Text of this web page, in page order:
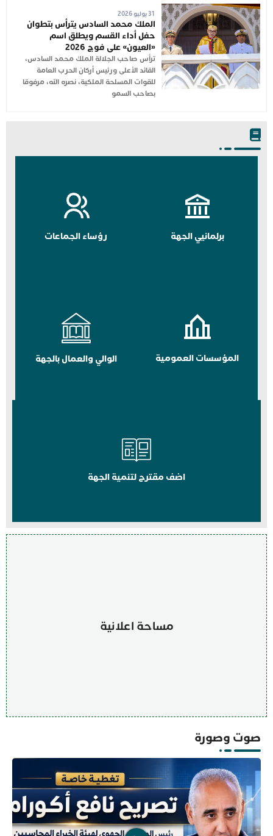
31 يوليو 2026
الملك محمد السادس يترأس بتطوان
حفل أداء القسم ويطلق اسم
«العيون» على فوج 2026
ترأس صاحب الجلالة الملك محمد السادس،
القائد الأعلى ورئيس أركان الحرب العامة
للقوات المسلحة الملكية، نصره الله، مرفوقا
بصاحب السمو
برلمانيي الجهة رؤساء الجماعات
المؤسسات العمومية الوالي والعمال بالجهة
اضف مقترح لتنمية الجهة
مساحة اعلانية
صوت وصورة